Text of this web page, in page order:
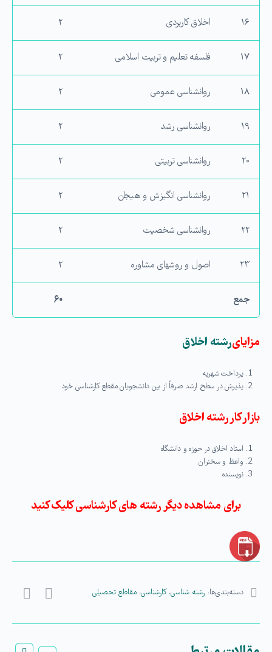
۱۶ اخلاق کاربردی ۲
۱۷ فلسفه تعلیم و تربیت اسلامی ۲
۱۸ روانشناسی عمومی ۲
۱۹ روانشناسی رشد ۲
۲۰ روانشناسی تربیتی ۲
۲۱ روانشناسی انگیزش و هیجان ۲
۲۲ روانشناسی شخصیت ۲
۲۳ اصول و روش‏های مشاوره ۲
جمع ۶۰
مزایایرشته اخلاق
پرداخت شهریه
پذیرش در سطح ارشد صرفاً از بین دانشجویان مقطع کارشناسی خود
بازار کار رشته اخلاق
استاد اخلاق در حوزه و دانشگاه
واعظ و سخنران
نویسنده
برای مشاهده دیگر رشته های کارشناسی کلیک کنید
دسته‌بندی‌ها: رشته شناسی، کارشناسی، مقاطع تحصیلی